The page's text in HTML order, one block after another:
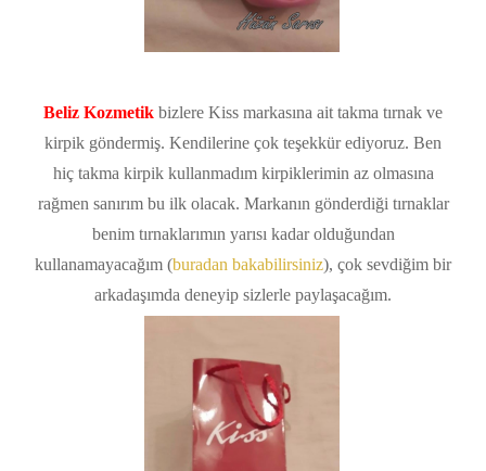
Beliz Kozmetik bizlere Kiss markasına ait takma tırnak ve
kirpik göndermiş. Kendilerine çok teşekkür ediyoruz. Ben
hiç takma kirpik kullanmadım kirpiklerimin az olmasına
rağmen sanırım bu ilk olacak. Markanın gönderdiği tırnaklar
benim tırnaklarımın yarısı kadar olduğundan
kullanamayacağım (buradan bakabilirsiniz), çok sevdiğim bir
arkadaşımda deneyip sizlerle paylaşacağım.